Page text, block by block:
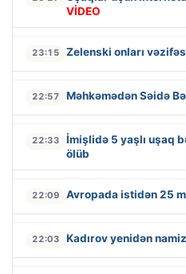
VİDEO
23:15 Zelenski onları
22:57 Məhkəmədən Səidə
22:33
İmişlidə 5 yaşlı uşaq
ölüb
22:09 Avropada istidən 25
22:03 Kadırov yenidən